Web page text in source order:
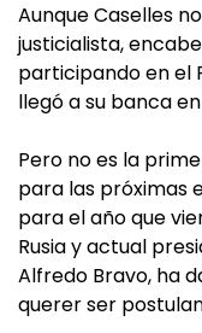
Aunque Caselles
justicialista,
participando en el
llegó a su banca
Pero no es la
para las próximas
para el año que
Rusia y actual
Alfredo Bravo, ha
querer ser